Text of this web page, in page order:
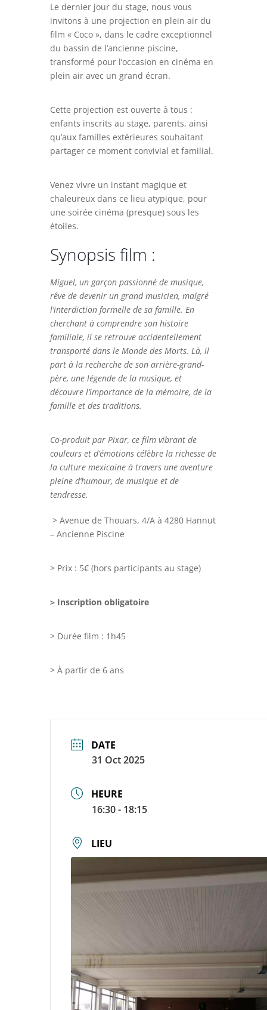
Le dernier jour du stage, nous vous
invitons à une projection en plein air du
film « Coco », dans le cadre exceptionnel
du bassin de l’ancienne piscine,
transformé pour l’occasion en cinéma en
plein air avec un grand écran.
Cette projection est ouverte à tous :
enfants inscrits au stage, parents, ainsi
qu’aux familles extérieures souhaitant
partager ce moment convivial et familial.
Venez vivre un instant magique et
chaleureux dans ce lieu atypique, pour
une soirée cinéma (presque) sous les
étoiles.
Synopsis film :
Miguel, un garçon passionné de musique,
rêve de devenir un grand musicien, malgré
l’interdiction formelle de sa famille. En
cherchant à comprendre son histoire
familiale, il se retrouve accidentellement
transporté dans le Monde des Morts. Là, il
part à la recherche de son arrière-grand-
père, une légende de la musique, et
découvre l’importance de la mémoire, de la
famille et des traditions.
Co-produit par Pixar, ce film vibrant de
couleurs et d’émotions célèbre la richesse de
la culture mexicaine à travers une aventure
pleine d’humour, de musique et de
tendresse.
> Avenue de Thouars, 4/A à 4280 Hannut
– Ancienne Piscine
> Prix : 5€ (hors participants au stage)
> Inscription obligatoire
> Durée film : 1h45
> À partir de 6 ans
DATE
31 Oct 2025
HEURE
16:30 - 18:15
LIEU